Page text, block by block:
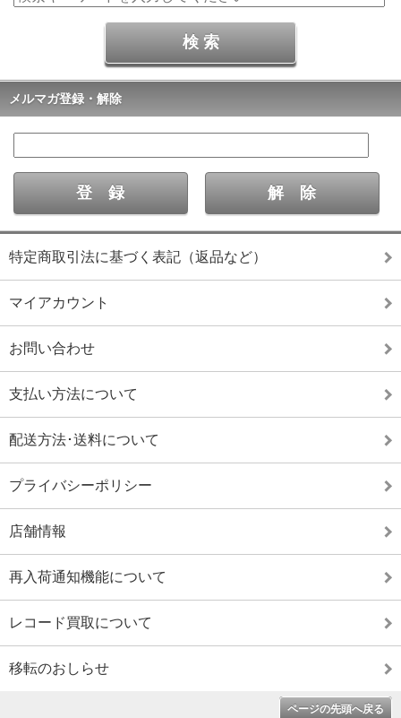
メルマガ登録・解除
特定商取引法に基づく表記（返品など）
マイアカウント
お問い合わせ
支払い方法について
配送方法･送料について
プライバシーポリシー
店舗情報
再入荷通知機能について
レコード買取について
移転のおしらせ
ページの先頭へ戻る